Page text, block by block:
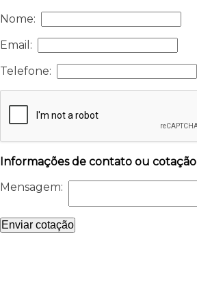
Nome:
Email:
Telefone:
Informações de contato ou cotação
Mensagem:
Enviar cotação